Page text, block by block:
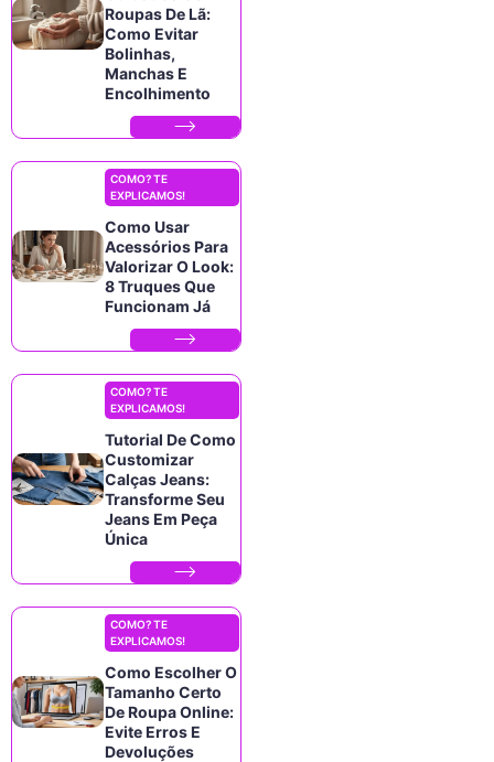
Roupas De Lã:
Como Evitar
Bolinhas,
Manchas E
Encolhimento
COMO? TE
EXPLICAMOS!
Como Usar
Acessórios Para
Valorizar O Look:
8 Truques Que
Funcionam Já
COMO? TE
EXPLICAMOS!
Tutorial De Como
Customizar
Calças Jeans:
Transforme Seu
Jeans Em Peça
Única
COMO? TE
EXPLICAMOS!
Como Escolher O
Tamanho Certo
De Roupa Online:
Evite Erros E
Devoluções